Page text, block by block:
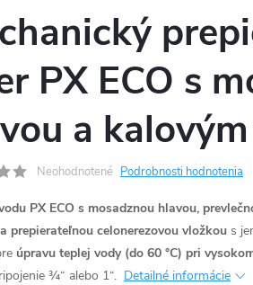
PX ECO s
a
Neohodnotené Podrobnosti hodnotenia
PX ECO s mosadznou hlavou,
prepierateľnou celonerezovou vložkou s
úpravu teplej vody (do 60 °C) pri
¾“ alebo 1“. Detailné informácie